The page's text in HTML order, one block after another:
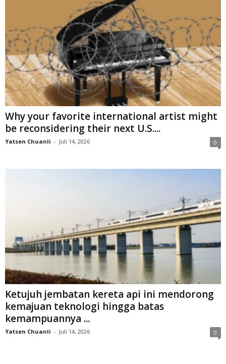
Why your favorite international artist might
be reconsidering their next U.S....
Yatsen Chuanli - Juli 14, 2026 0
Ketujuh jembatan kereta api ini mendorong
kemajuan teknologi hingga batas
kemampuannya ...
Yatsen Chuanli - Juli 14, 2026 0